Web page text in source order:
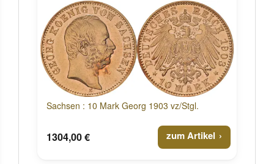
Sachsen : 10 Mark Georg 1903 vz/Stgl.
1304,00 € zum Artikel